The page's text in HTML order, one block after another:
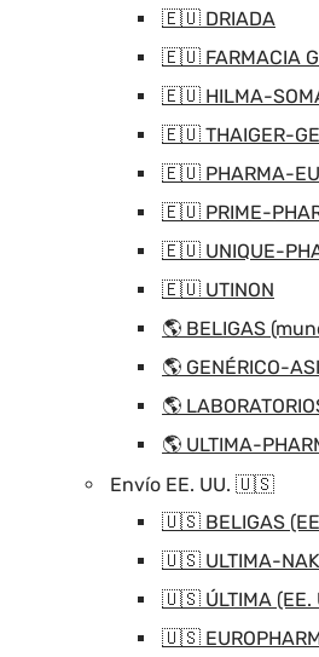
🇪🇺 DRIADA
🇪🇺 FARMACIA
🇪🇺 HILMA-
🇪🇺 THAIGER-
🇪🇺 PHARMA-EU
🇪🇺 PRIME-
🇪🇺 UNIQUE-
🇪🇺 UTINON
🌎 BELIGAS
🌎 GENÉRICO-
🌎
🌎 ULTIMA-
Envío EE. UU. 🇺🇸
🇺🇸 BELIGAS
🇺🇸 ULTIMA-
🇺🇸 ÚLTIMA (EE.
🇺🇸